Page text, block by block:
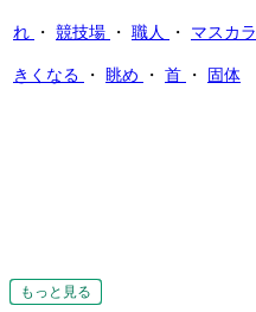
もっと見る
もっと見る
もっと見る
もっと見る
もっと見る
もっと見る
もっと見る
もっと見る
れ ・ 競技場 ・ 職人 ・ マスカラ
きくなる ・ 眺め ・ 首 ・ 固体